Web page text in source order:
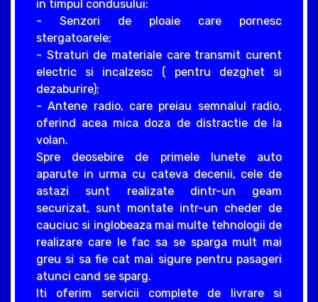
in timpul condusului:
- Senzori de ploaie care pornesc
stergatoarele;
- Straturi de materiale care transmit curent
electric si incalzesc ( pentru dezghet si
dezaburire);
- Antene radio, care preiau semnalul radio,
oferind acea mica doza de distractie de la
volan.
Spre deosebire de primele lunete auto
aparute in urma cu cateva decenii, cele de
astazi sunt realizate dintr-un geam
securizat, sunt montate intr-un cheder de
cauciuc si inglobeaza mai multe tehnologii de
realizare care le fac sa se sparga mult mai
greu si sa fie cat mai sigure pentru pasageri
atunci cand se sparg.
Iti oferim servicii complete de livrare si